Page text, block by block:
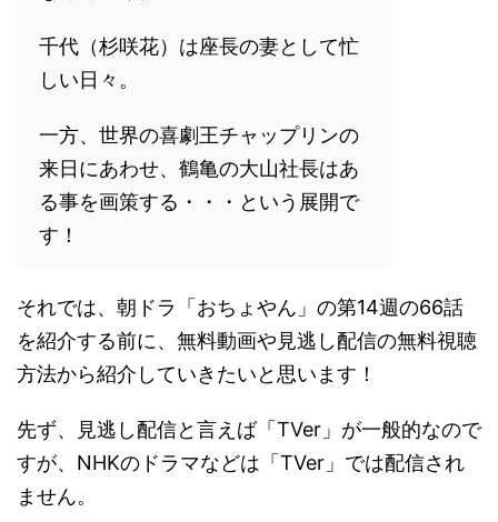
千代（杉咲花）は座長の妻として忙
しい日々。
一方、世界の喜劇王チャップリンの
来日にあわせ、鶴亀の大山社長はあ
る事を画策する・・・という展開で
す！
それでは、朝ドラ「おちょやん」の第14週の66話
を紹介する前に、無料動画や見逃し配信の無料視聴
方法から紹介していきたいと思います！
先ず、見逃し配信と言えば「TVer」が一般的なので
すが、NHKのドラマなどは「TVer」では配信され
ません。